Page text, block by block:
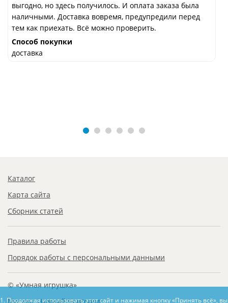
выгодно, но здесь получилось. И оплата заказа была
наличными. Доставка вовремя, предупредили перед
тем как приехать. Всё можно проверить.
Способ покупки
доставка
Каталог
Карта сайта
Сборник статей
Правила работы
Порядок работы с персональными данными
© «Умная игрушка»
1. Продолжая использовать этот сайт и нажимая кнопку «Принять всё»,